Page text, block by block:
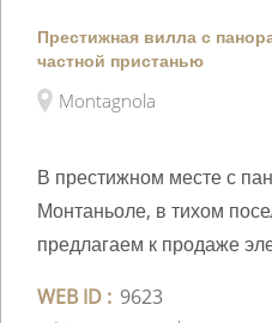
Престижная вилла с
частной пристанью
Montagnola
В престижном месте с
Монтаньоле, в тихом
предлагаем к продаже
WEB ID : 9623